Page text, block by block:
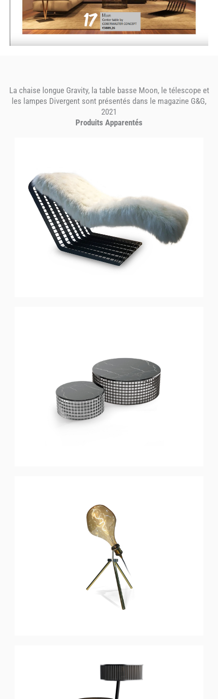
La chaise longue Gravity, la table basse Moon, le télescope et
les lampes Divergent sont présentés dans le magazine G&G,
2021
Produits Apparentés
GRAVITY
Chaise Longue
MOON
Table Basse
TELESCOPE
Lampe de Table